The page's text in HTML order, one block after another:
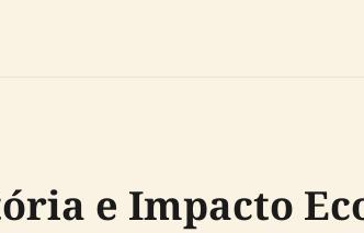
e Impacto